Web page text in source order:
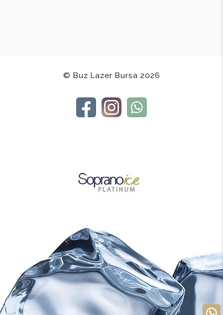
© Buz Lazer Bursa 2026